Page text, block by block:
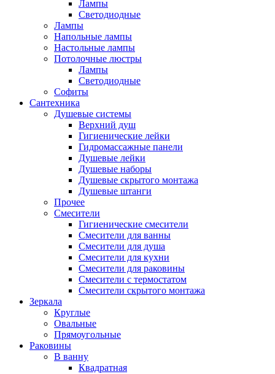
Лампы
Светодиодные
Лампы
Напольные лампы
Настольные лампы
Потолочные люстры
Лампы
Светодиодные
Софиты
Сантехника
Душевые системы
Верхний душ
Гигиенические лейки
Гидромассажные панели
Душевые лейки
Душевые наборы
Душевые скрытого монтажа
Душевые штанги
Прочее
Смесители
Гигиенические смесители
Смесители для ванны
Смесители для душа
Смесители для кухни
Смесители для раковины
Смесители с термостатом
Смесители скрытого монтажа
Зеркала
Круглые
Овальные
Прямоугольные
Раковины
В ванну
Квадратная